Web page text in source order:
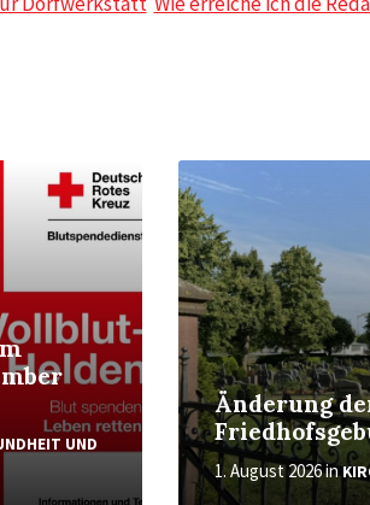
UND
Änderung
1. August 2026in
Weiter